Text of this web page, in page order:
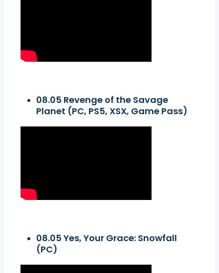
08.05 Revenge of the Savage
Planet (PC, PS5, XSX, Game Pass)
08.05 Yes, Your Grace: Snowfall
(PC)